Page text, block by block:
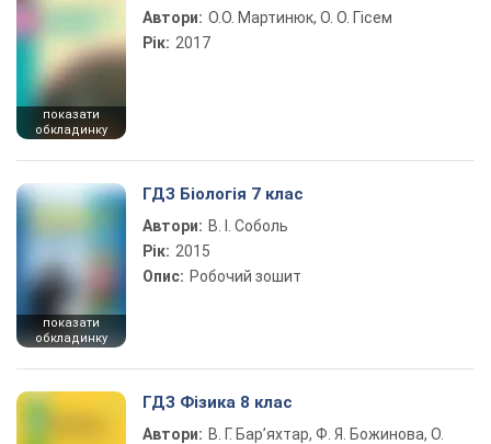
показати
обкладинку
Автори: О.О. Мартинюк, О. О. Гісем
Рік: 2017
показати
обкладинку
ГДЗ Біологія 7 клас
Автори: В. І. Соболь
Рік: 2015
Опис: Робочий зошит
ГДЗ Фізика 8 клас
Автори: В. Г. Бар’яхтар, Ф. Я. Божинова, О.